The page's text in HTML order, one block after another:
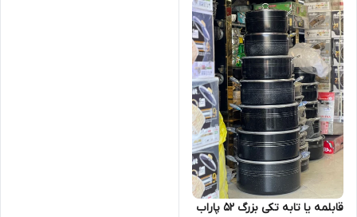
قابلمه یا تابه تکی بزرگ ۵۲ پاراب